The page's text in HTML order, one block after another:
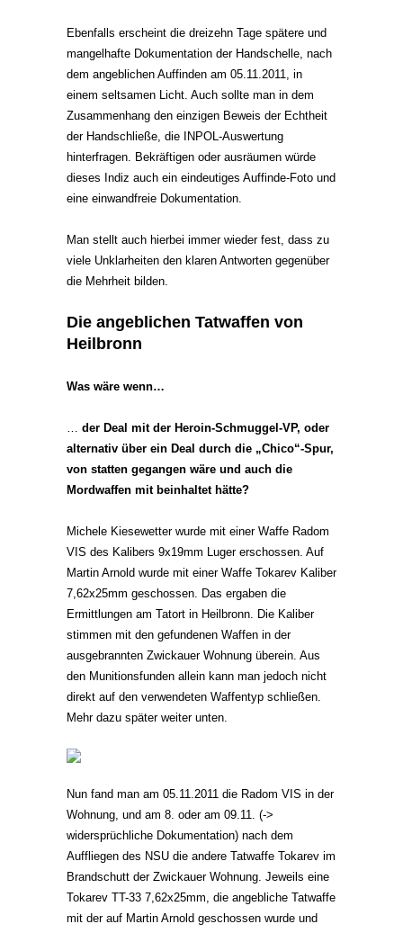
Ebenfalls erscheint die dreizehn Tage spätere und
mangelhafte Dokumentation der Handschelle, nach
dem angeblichen Auffinden am 05.11.2011, in
einem seltsamen Licht. Auch sollte man in dem
Zusammenhang den einzigen Beweis der Echtheit
der Handschließe, die INPOL-Auswertung
hinterfragen. Bekräftigen oder ausräumen würde
dieses Indiz auch ein eindeutiges Auffinde-Foto und
eine einwandfreie Dokumentation.
Man stellt auch hierbei immer wieder fest, dass zu
viele Unklarheiten den klaren Antworten gegenüber
die Mehrheit bilden.
Die angeblichen Tatwaffen von
Heilbronn
Was wäre wenn…
… der Deal mit der Heroin-Schmuggel-VP, oder
alternativ über ein Deal durch die „Chico“-Spur,
von statten gegangen wäre und auch die
Mordwaffen mit beinhaltet hätte?
Michele Kiesewetter wurde mit einer Waffe Radom
VIS des Kalibers 9x19mm Luger erschossen. Auf
Martin Arnold wurde mit einer Waffe Tokarev Kaliber
7,62x25mm geschossen. Das ergaben die
Ermittlungen am Tatort in Heilbronn. Die Kaliber
stimmen mit den gefundenen Waffen in der
ausgebrannten Zwickauer Wohnung überein. Aus
den Munitionsfunden allein kann man jedoch nicht
direkt auf den verwendeten Waffentyp schließen.
Mehr dazu später weiter unten.
Nun fand man am 05.11.2011 die Radom VIS in der
Wohnung, und am 8. oder am 09.11. (->
widersprüchliche Dokumentation) nach dem
Auffliegen des NSU die andere Tatwaffe Tokarev im
Brandschutt der Zwickauer Wohnung. Jeweils eine
Tokarev TT-33 7,62x25mm, die angebliche Tatwaffe
mit der auf Martin Arnold geschossen wurde und